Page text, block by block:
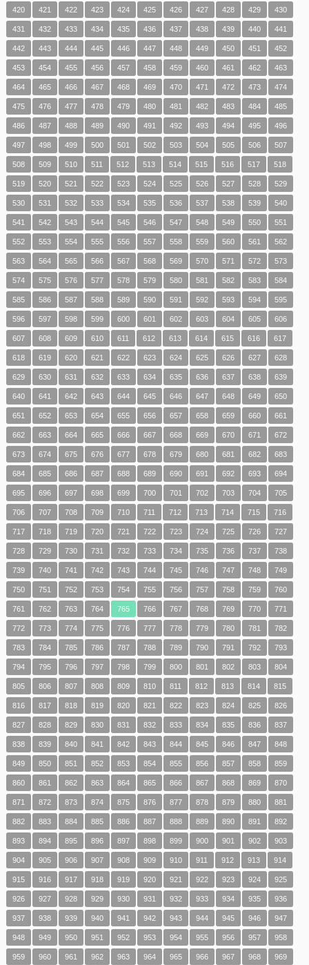
420 421 422 423 424 425 426 427 428 429 430
431 432 433 434 435 436 437 438 439 440 441
442 443 444 445 446 447 448 449 450 451 452
453 454 455 456 457 458 459 460 461 462 463
464 465 466 467 468 469 470 471 472 473 474
475 476 477 478 479 480 481 482 483 484 485
486 487 488 489 490 491 492 493 494 495 496
497 498 499 500 501 502 503 504 505 506 507
508 509 510 511 512 513 514 515 516 517 518
519 520 521 522 523 524 525 526 527 528 529
530 531 532 533 534 535 536 537 538 539 540
541 542 543 544 545 546 547 548 549 550 551
552 553 554 555 556 557 558 559 560 561 562
563 564 565 566 567 568 569 570 571 572 573
574 575 576 577 578 579 580 581 582 583 584
585 586 587 588 589 590 591 592 593 594 595
596 597 598 599 600 601 602 603 604 605 606
607 608 609 610 611 612 613 614 615 616 617
618 619 620 621 622 623 624 625 626 627 628
629 630 631 632 633 634 635 636 637 638 639
640 641 642 643 644 645 646 647 648 649 650
651 652 653 654 655 656 657 658 659 660 661
662 663 664 665 666 667 668 669 670 671 672
673 674 675 676 677 678 679 680 681 682 683
684 685 686 687 688 689 690 691 692 693 694
695 696 697 698 699 700 701 702 703 704 705
706 707 708 709 710 711 712 713 714 715 716
717 718 719 720 721 722 723 724 725 726 727
728 729 730 731 732 733 734 735 736 737 738
739 740 741 742 743 744 745 746 747 748 749
750 751 752 753 754 755 756 757 758 759 760
761 762 763 764 765 766 767 768 769 770 771
772 773 774 775 776 777 778 779 780 781 782
783 784 785 786 787 788 789 790 791 792 793
794 795 796 797 798 799 800 801 802 803 804
805 806 807 808 809 810 811 812 813 814 815
816 817 818 819 820 821 822 823 824 825 826
827 828 829 830 831 832 833 834 835 836 837
838 839 840 841 842 843 844 845 846 847 848
849 850 851 852 853 854 855 856 857 858 859
860 861 862 863 864 865 866 867 868 869 870
871 872 873 874 875 876 877 878 879 880 881
882 883 884 885 886 887 888 889 890 891 892
893 894 895 896 897 898 899 900 901 902 903
904 905 906 907 908 909 910 911 912 913 914
915 916 917 918 919 920 921 922 923 924 925
926 927 928 929 930 931 932 933 934 935 936
937 938 939 940 941 942 943 944 945 946 947
948 949 950 951 952 953 954 955 956 957 958
959 960 961 962 963 964 965 966 967 968 969